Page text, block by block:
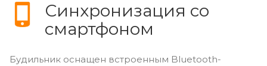
Синхронизация со
смартфоном
Будильник оснащен встроенным Bluetooth-